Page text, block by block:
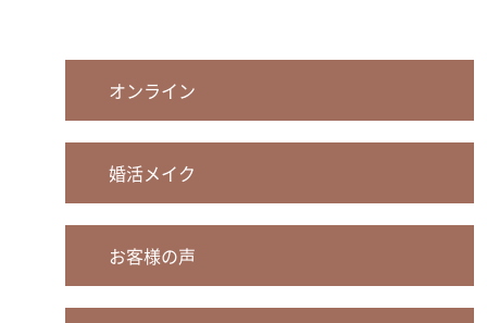
オンライン
婚活メイク
お客様の声